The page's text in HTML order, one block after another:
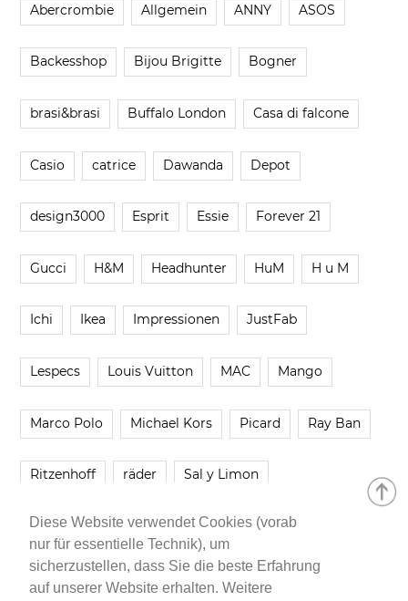
Diese Website verwendet Cookies (vorab
nur für essentielle Technik), um
sicherzustellen, dass Sie die beste Erfahrung
auf unserer Website erhalten. Weitere
Abercrombie Allgemein ANNY ASOS
Backesshop Bijou Brigitte Bogner
brasi&brasi Buffalo London Casa di falcone
Casio catrice Dawanda Depot
design3000 Esprit Essie Forever 21
Gucci H&M Headhunter HuM H u M
Ichi Ikea Impressionen JustFab
Lespecs Louis Vuitton MAC Mango
Marco Polo Michael Kors Picard Ray Ban
Ritzenhoff räder Sal y Limon
Smartbuyglasses smash! Steve Madden
Younique Zara